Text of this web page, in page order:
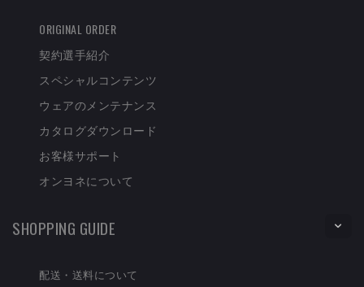
ORIGINAL ORDER
契約選手紹介
スペシャルコンテンツ
ウェアのメンテナンス
カタログダウンロード
お客様サポート
オンヨネについて
SHOPPING GUIDE
配送・送料について